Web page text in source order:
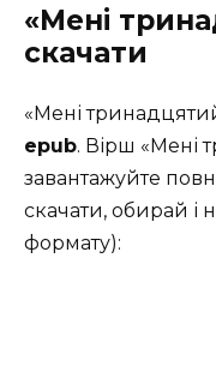
«Мені
скачати
«Мені
epub. Вірш «Мені
завантажуйте
скачати, обирай і
формату):